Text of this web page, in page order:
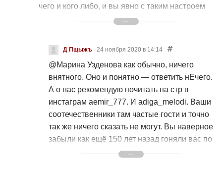
чего и кого либо, и вы явно с таким настроем
посмотрели этот ролик. Но как бы вас это
так болезненно воспринимать счастье и
радость других. Нельзя быть во всем так
котегорично быть уверенной и озлобленной,
оставвтье и другие варианты возможными. Я
тоже желаю Вам всего доброго
Д Пщыжъ 24 ноября 2020 в 14:14
@Марина Узденова как обычно, ничего
внятного. Оно и понятно — ответить нЕчего.
А о нас рекомендую почитать на стр в
инстаграм aemir_777. И adiga_melodi. Ваши
соотечественники там частые гости и точно
так же ничего сказать не могут. Вы наверное
забыли как ещё 150 лет назад гоняли вас по
всему кавказу и прятались жили в горах. И